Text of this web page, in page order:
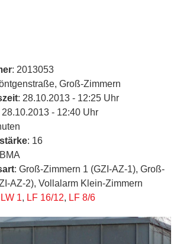
: 2013053
Groß-Zimmern
: 28.10.2013 - 12:25 Uhr
28.10.2013 - 12:40 Uhr
: 16
: Groß-Zimmern 1 (GZI-AZ-1), Groß-
AZ-2), Vollalarm Klein-Zimmern
1, LF 16/12, LF 8/6